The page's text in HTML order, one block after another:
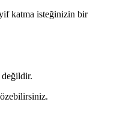
katma isteğinizin bir
değildir.